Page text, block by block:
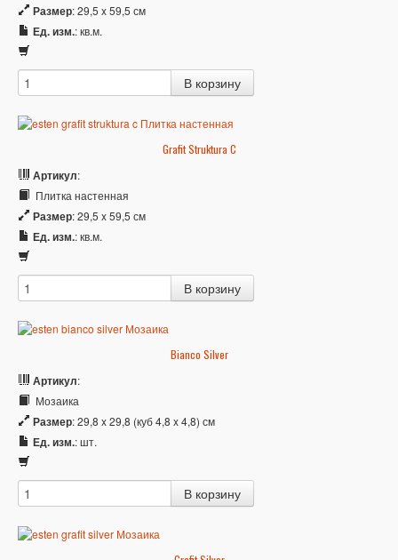
Размер: 29,5 x 59,5 см
Ед. изм.: кв.м.
Grafit Struktura C
Артикул:
Плитка настенная
Размер: 29,5 x 59,5 см
Ед. изм.: кв.м.
Bianco Silver
Артикул:
Мозаика
Размер: 29,8 x 29,8 (куб 4,8 x 4,8) см
Ед. изм.: шт.